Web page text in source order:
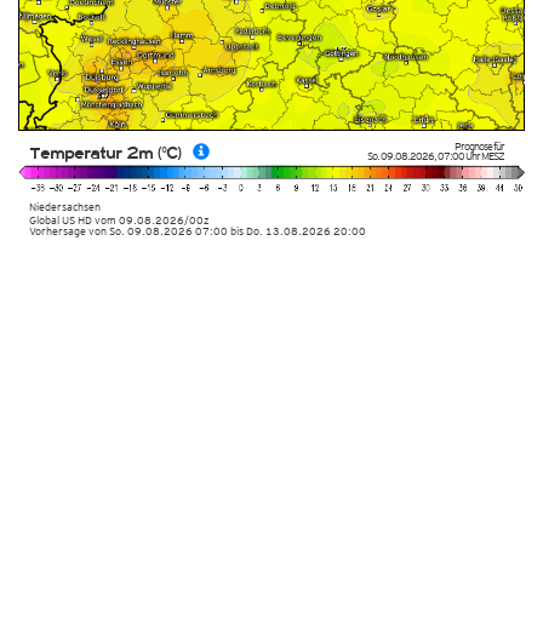
Prognose für
So. 09.08.2026,07:00 UhrMESZ
Niedersachsen
Global US HD vom 09.08.2026/00z
Temperatur 2m (°C)
Vorhersage von So. 09.08.2026 07:00 bis Do. 13.08.2026 20:00